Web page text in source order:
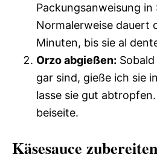
Packungsanweisung in
Normalerweise dauert
Minuten, bis sie al
Orzo abgießen:
gar sind, gieße ich sie
lasse sie gut
beiseite.
Käsesauce